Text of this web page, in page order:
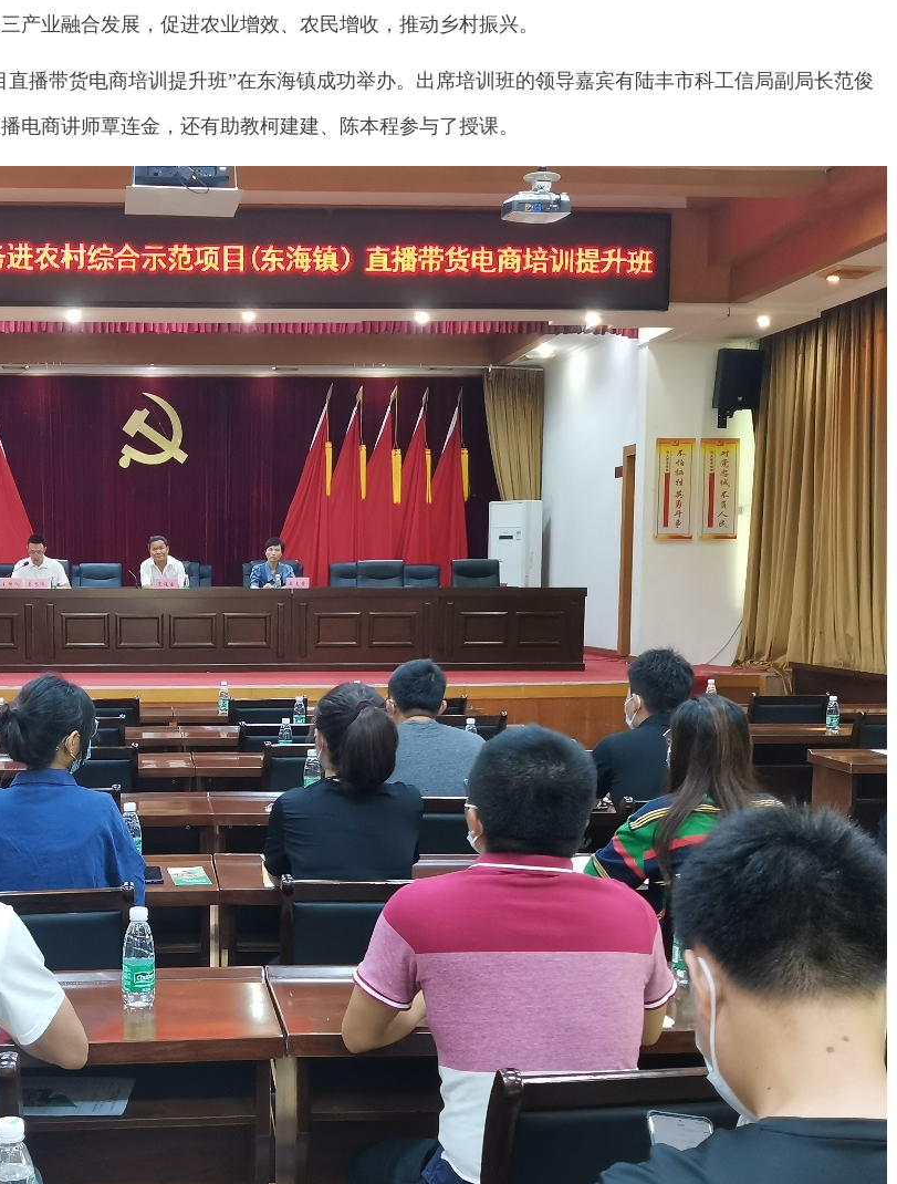
业融合发展，促进农业增效、农民增收，推动乡村振兴。
带货电商培训提升班”在东海镇成功举办。出席培训班的领导嘉宾有陆丰市科工信局副局长范俊
商讲师覃连金，还有助教柯建建、陈本程参与了授课。